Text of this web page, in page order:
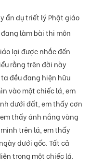
làm bài thi môn
lại được nhắc đến
rằng trên đời này
đều đang hiện hữu
vào một chiếc lá, em
dưới đất, em thấy cơn
thấy ánh nắng vàng
trên lá, em thấy
dưới gốc. Tất cả
trong một chiếc lá.